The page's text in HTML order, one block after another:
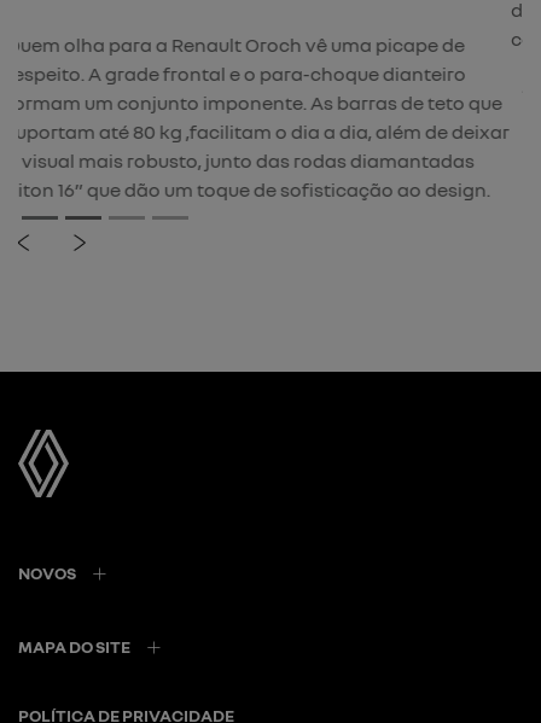
O para-choque frontal com ângulo de ataque de 27,6°
dá ainda mais robustez e imponência, e melhorando a
capacidade da Renault Oroch para situações off road.
NOVOS
MAPA DO SITE
POLÍTICA DE PRIVACIDADE